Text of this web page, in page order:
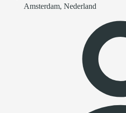
Amsterdam, Nederland